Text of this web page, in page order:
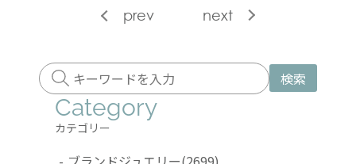
prev next
検索
Category
カテゴリー